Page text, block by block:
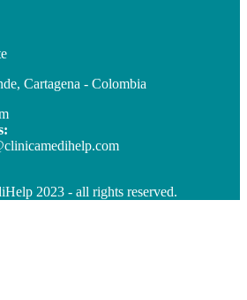
Cartagena - Colombia
2023 - all rights reserved.